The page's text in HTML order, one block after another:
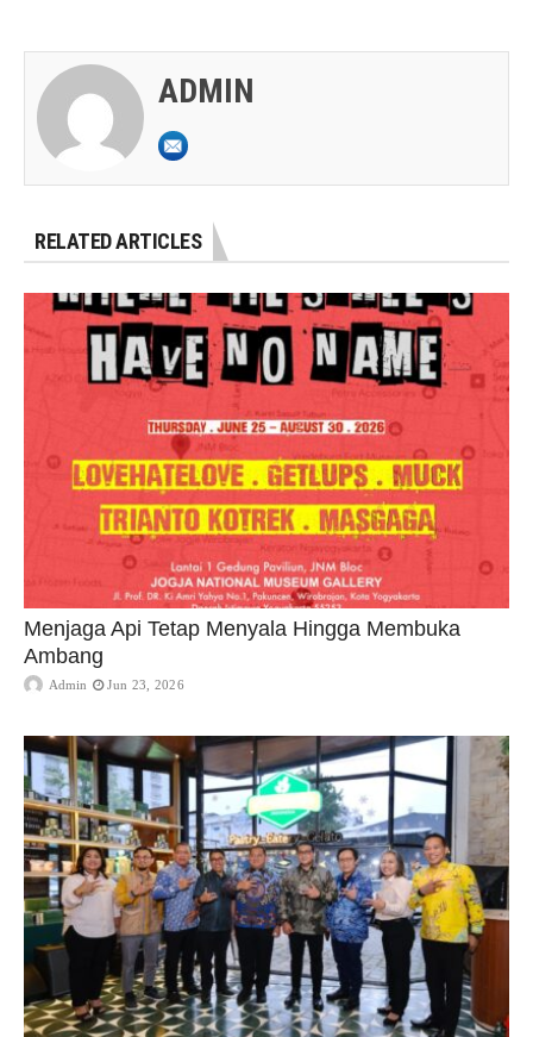
ADMIN
RELATED ARTICLES
Menjaga Api Tetap Menyala Hingga Membuka
Ambang
Admin Jun 23, 2026